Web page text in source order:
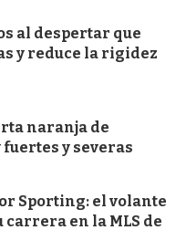
al despertar que
y reduce la rigidez
naranja de
y severas
Sporting: el volante
en la MLS de